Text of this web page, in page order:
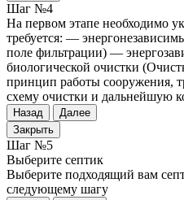
Шаг №4
На первом этапе необходимо
требуется: —
поле фильтрации) —
биологической очистки
принцип работы сооружения,
схему очистки и дальнейшую
Назад
Далее
Закрыть
Шаг №5
Выберите септик
Выберите подходящий вам
следующему шагу